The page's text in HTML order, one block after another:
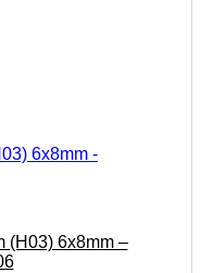
(H03) 6x8mm –